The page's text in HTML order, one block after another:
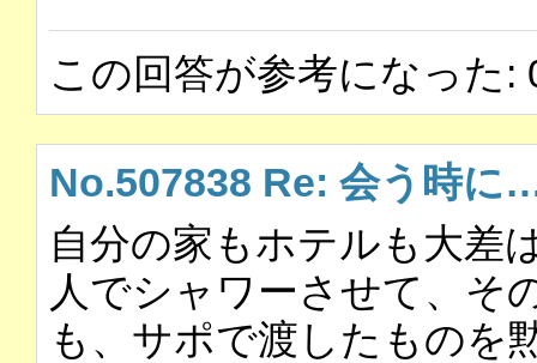
この回答が参考になっ
No.507838 Re: 会う時に
自分の家もホテルも大差
人でシャワーさせて、そ
も、サポで渡したものを